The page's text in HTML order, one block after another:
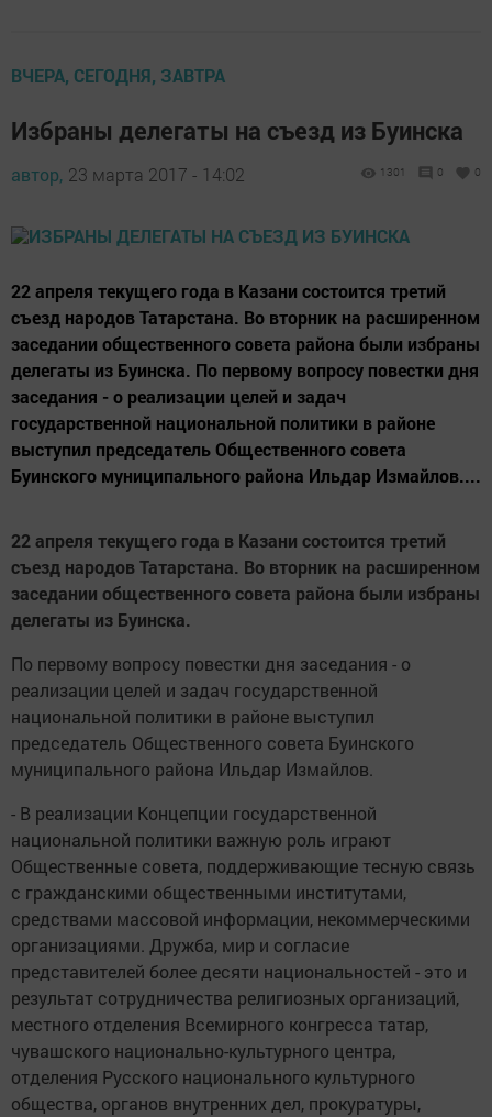
ВЧЕРА, СЕГОДНЯ, ЗАВТРА
Избраны делегаты на съезд из Буинска
автор, 23 марта 2017 - 14:02 1301 0 0
22 апреля текущего года в Казани состоится третий
съезд народов Татарстана. Во вторник на расширенном
заседании общественного совета района были избраны
делегаты из Буинска. По первому вопросу повестки дня
заседания - о реализации целей и задач
государственной национальной политики в районе
выступил председатель Общественного совета
Буинского муниципального района Ильдар Измайлов....
22 апреля текущего года в Казани состоится третий
съезд народов Татарстана. Во вторник на расширенном
заседании общественного совета района были избраны
делегаты из Буинска.
По первому вопросу повестки дня заседания - о
реализации целей и задач государственной
национальной политики в районе выступил
председатель Общественного совета Буинского
муниципального района Ильдар Измайлов.
- В реализации Концепции государственной
национальной политики важную роль играют
Общественные совета, поддерживающие тесную связь
с гражданскими общественными институтами,
средствами массовой информации, некоммерческими
организациями. Дружба, мир и согласие
представителей более десяти национальностей - это и
результат сотрудничества религиозных организаций,
местного отделения Всемирного конгресса татар,
чувашского национально-культурного центра,
отделения Русского национального культурного
общества, органов внутренних дел, прокуратуры,